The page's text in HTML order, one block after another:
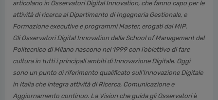
articolano in Osservatori Digital Innovation, che fanno capo per le
attività di ricerca al Dipartimento di Ingegneria Gestionale, e
Formazione executive e programmi Master, erogati dal MIP.
Gli Osservatori Digital Innovation della School of Management del
Politecnico di Milano nascono nel 1999 con l’obiettivo di fare
cultura in tutti i principali ambiti di Innovazione Digitale. Oggi
sono un punto di riferimento qualificato sull’Innovazione Digitale
in Italia che integra attività di Ricerca, Comunicazione e
Aggiornamento continuo. La Vision che guida gli Osservatori è